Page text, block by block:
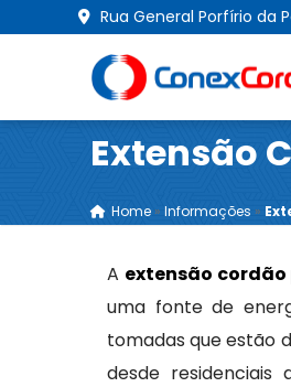
Rua General Porfírio da
Extensão
Home »Informações »
A extensão
uma fonte de
tomadas que estão
desde residenciais